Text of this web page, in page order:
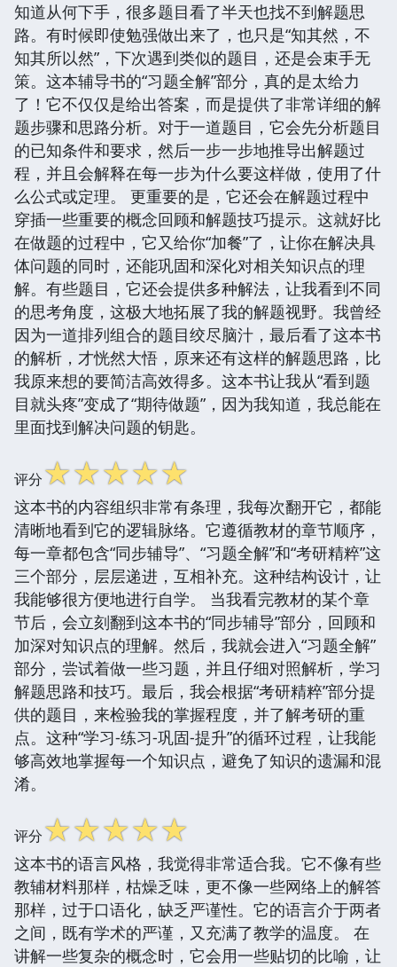
知道从何下手，很多题目看了半天也找不到解题思
路。有时候即使勉强做出来了，也只是“知其然，不
知其所以然”，下次遇到类似的题目，还是会束手无
策。这本辅导书的“习题全解”部分，真的是太给力
了！它不仅仅是给出答案，而是提供了非常详细的解
题步骤和思路分析。对于一道题目，它会先分析题目
的已知条件和要求，然后一步一步地推导出解题过
程，并且会解释在每一步为什么要这样做，使用了什
么公式或定理。 更重要的是，它还会在解题过程中
穿插一些重要的概念回顾和解题技巧提示。这就好比
在做题的过程中，它又给你“加餐”了，让你在解决具
体问题的同时，还能巩固和深化对相关知识点的理
解。有些题目，它还会提供多种解法，让我看到不同
的思考角度，这极大地拓展了我的解题视野。我曾经
因为一道排列组合的题目绞尽脑汁，最后看了这本书
的解析，才恍然大悟，原来还有这样的解题思路，比
我原来想的要简洁高效得多。这本书让我从“看到题
目就头疼”变成了“期待做题”，因为我知道，我总能在
里面找到解决问题的钥匙。
评分☆☆☆☆☆
这本书的内容组织非常有条理，我每次翻开它，都能
清晰地看到它的逻辑脉络。它遵循教材的章节顺序，
每一章都包含“同步辅导”、“习题全解”和“考研精粹”这
三个部分，层层递进，互相补充。这种结构设计，让
我能够很方便地进行自学。 当我看完教材的某个章
节后，会立刻翻到这本书的“同步辅导”部分，回顾和
加深对知识点的理解。然后，我就会进入“习题全解”
部分，尝试着做一些习题，并且仔细对照解析，学习
解题思路和技巧。最后，我会根据“考研精粹”部分提
供的题目，来检验我的掌握程度，并了解考研的重
点。这种“学习-练习-巩固-提升”的循环过程，让我能
够高效地掌握每一个知识点，避免了知识的遗漏和混
淆。
评分☆☆☆☆☆
这本书的语言风格，我觉得非常适合我。它不像有些
教辅材料那样，枯燥乏味，更不像一些网络上的解答
那样，过于口语化，缺乏严谨性。它的语言介于两者
之间，既有学术的严谨，又充满了教学的温度。 在
讲解一些复杂的概念时，它会用一些贴切的比喻，让